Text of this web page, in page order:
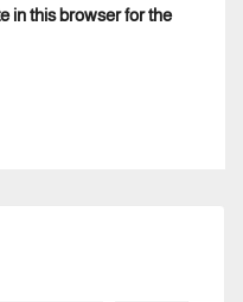
in this browser for the